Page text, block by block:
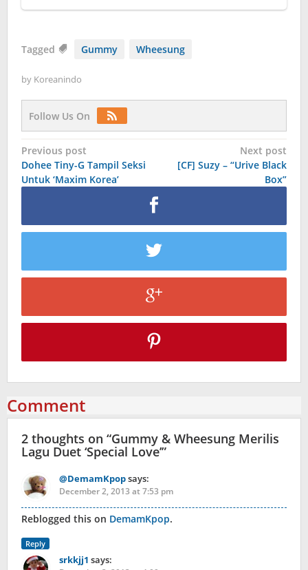
Tagged Gummy Wheesung
by Koreanindo
Follow Us On
Post
navigation
Previous post
Dohee Tiny-G Tampil Seksi
Untuk ‘Maxim Korea’
Next post
[CF] Suzy – “Urive Black
Box”
Comment
2 thoughts on “Gummy & Wheesung Merilis
Lagu Duet ‘Special Love’”
@DemamKpopsays:
December 2, 2013 at 7:53 pm
Reblogged this on DemamKpop.
Reply
srkkjj1 says: